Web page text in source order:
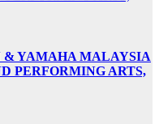
& YAMAHA MALAYSIA
PERFORMING ARTS,